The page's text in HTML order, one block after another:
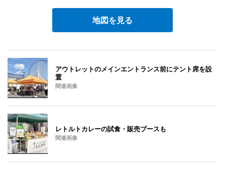
地図を見る
アウトレットのメインエントランス前にテント席を設
置
関連画像
レトルトカレーの試食・販売ブースも
関連画像